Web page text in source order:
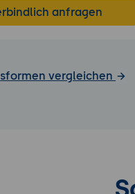
anfragen
vergleichen